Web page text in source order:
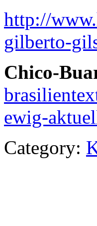
http://
gilberto-
Chico-
ewig-
Category: